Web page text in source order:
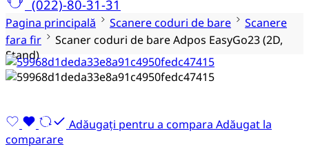
(022)-80-31-31
Pagina principală Scanere coduri de bare
Scanere
fara fir
Scaner coduri de bare Adpos EasyGo23 (2D,
Stand)
Adăugați pentru a compara Adăugat la
comparare